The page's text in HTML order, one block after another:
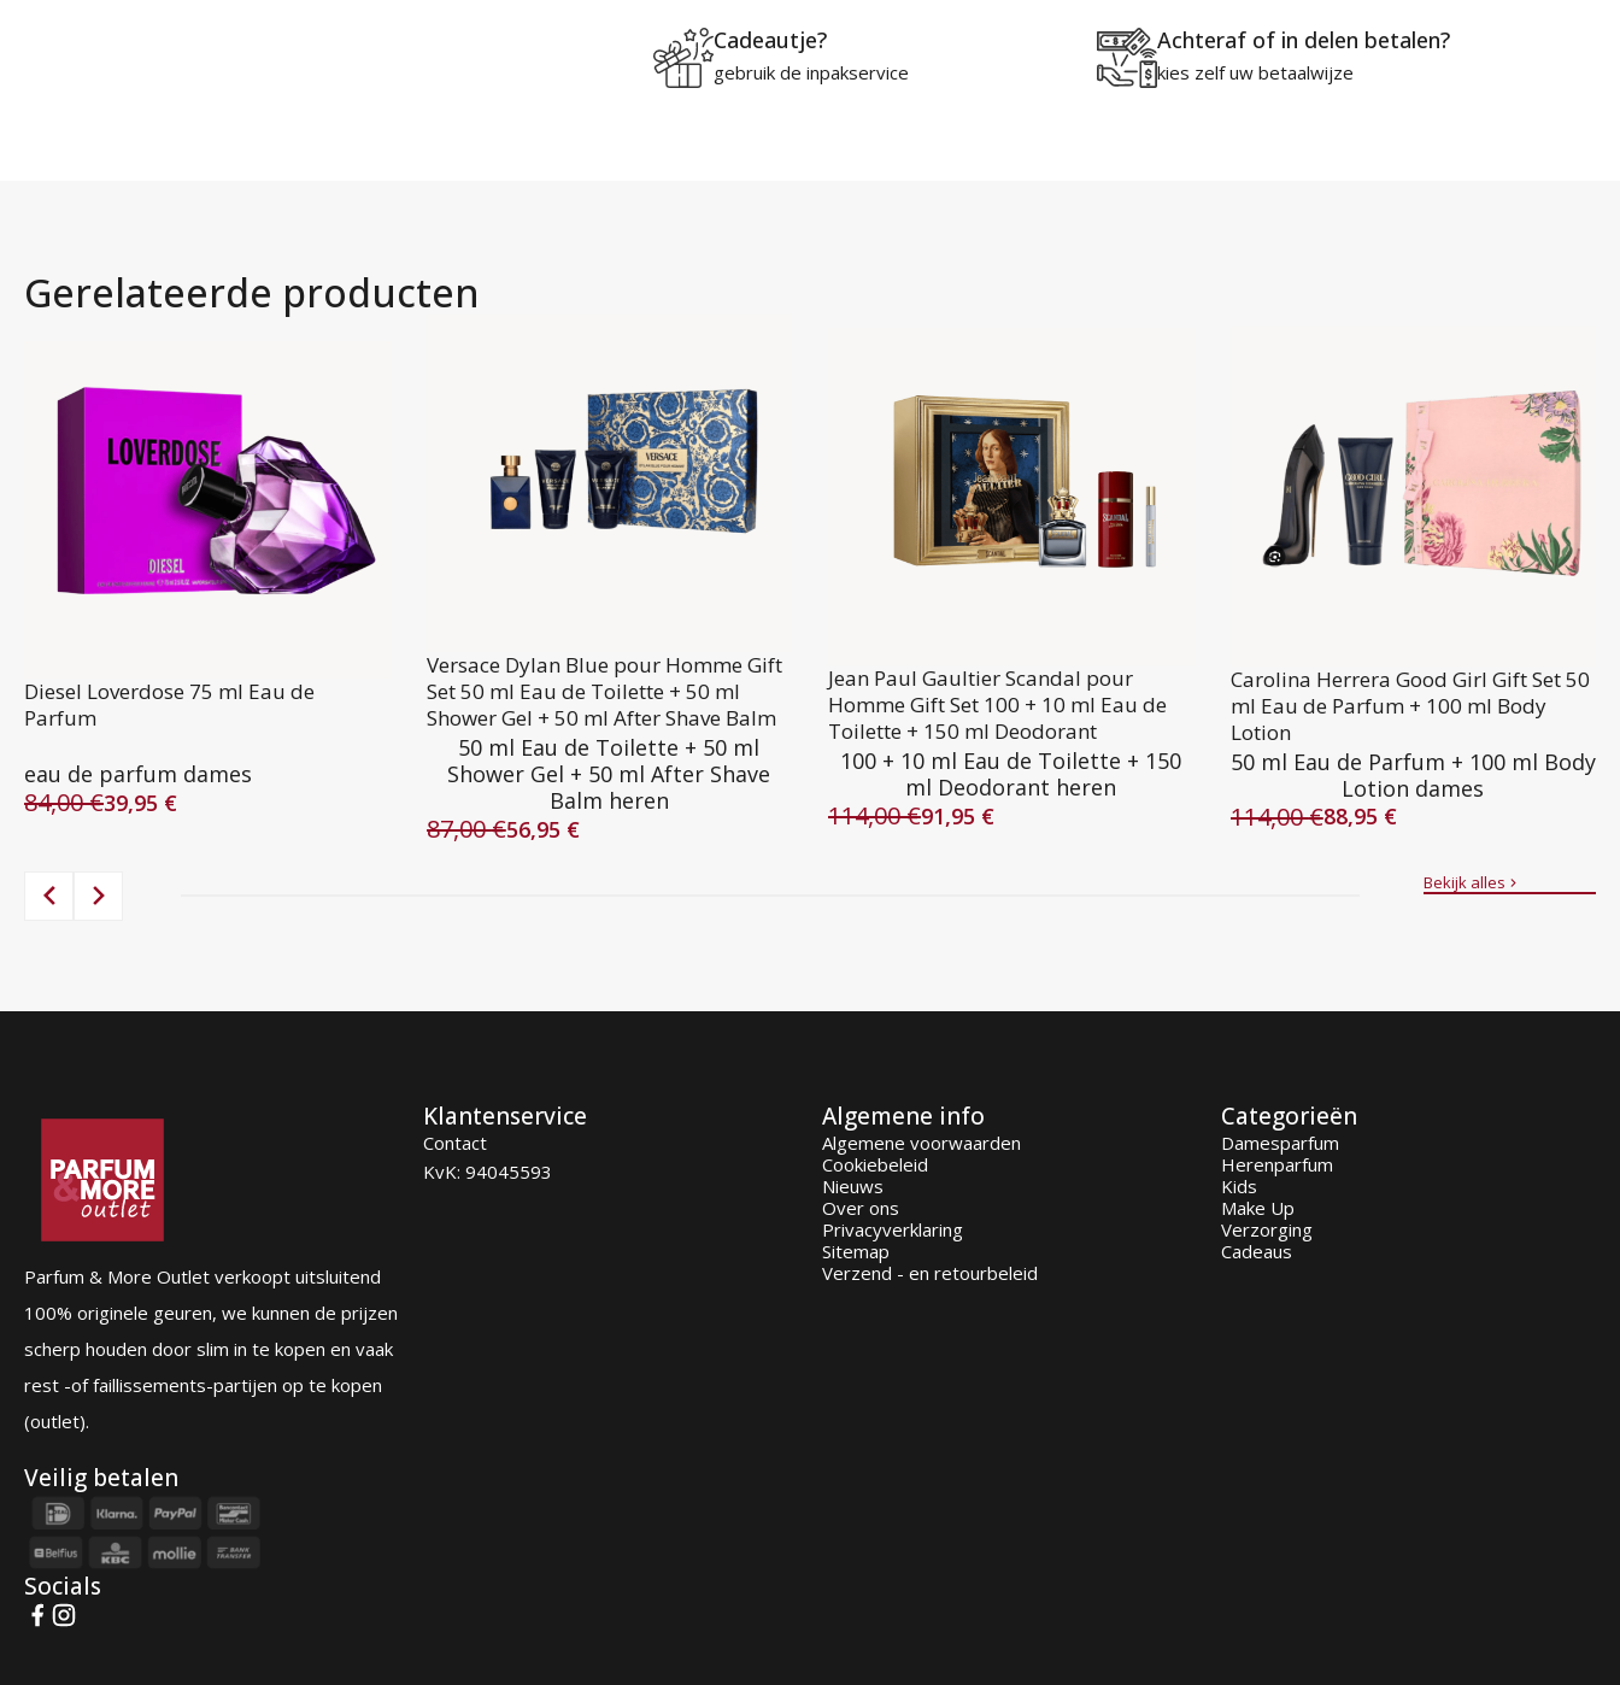
Cadeautje?
gebruik de inpakservice
Achteraf of in delen betalen?
kies zelf uw betaalwijze
Gerelateerde producten
Diesel Loverdose 75 ml Eau de
Parfum
eau de parfum dames
84,00€
Oorspronkelijke
84,00 €.
39,95 €
Huidige
39,95 €.
Versace Dylan Blue pour Homme Gift
Set 50 ml Eau de Toilette + 50 ml
Shower Gel + 50 ml After Shave Balm
50 ml Eau de Toilette + 50 ml
Shower Gel + 50 ml After Shave
Balm heren
87,00€
Oorspronkelijke
56,95 €
Huidige
Jean Paul Gaultier Scandal pour
Homme Gift Set 100 + 10 ml Eau de
Toilette + 150 ml Deodorant
100 + 10 ml Eau de Toilette + 150
ml Deodorant heren
114,00€
Oorspronkelijke
91,95 €
Huidige
Carolina Herrera Good Girl Gift Set 50
ml Eau de Parfum + 100 ml Body
Lotion
50 ml Eau de Parfum + 100 ml Body
Lotion dames
114,00€
Oorspronkelijke
88,95 €
Huidige
Bekijk alles
Parfum & More Outlet verkoopt uitsluitend
100% originele geuren, we kunnen de prijzen
scherp houden door slim in te kopen en vaak
rest -of faillissements-partijen op te kopen
(outlet).
Klantenservice
Contact
KvK: 94045593
Algemene info
Algemene voorwaarden
Cookiebeleid
Nieuws
Over ons
Privacyverklaring
Sitemap
Verzend - en retourbeleid
Categorieën
Damesparfum
Herenparfum
Kids
Make Up
Verzorging
Cadeaus
Veilig betalen
Socials